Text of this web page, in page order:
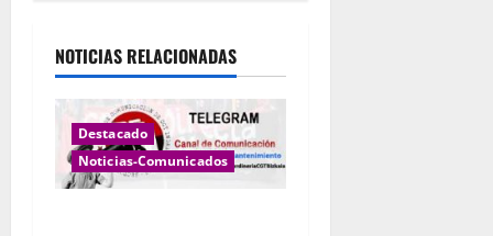
d
e
e
n
NOTICIAS RELACIONADAS
Destacado
Noticias-Comunicados